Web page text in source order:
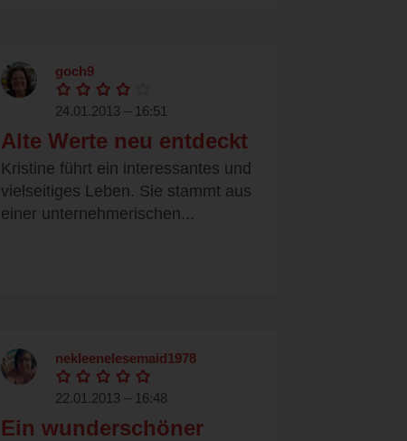
goch9
24.01.2013 – 16:51
Alte Werte neu entdeckt
Kristine führt ein interessantes und
vielseitiges Leben. Sie stammt aus
einer unternehmerischen...
nekleenelesemaid1978
22.01.2013 – 16:48
Ein wunderschöner